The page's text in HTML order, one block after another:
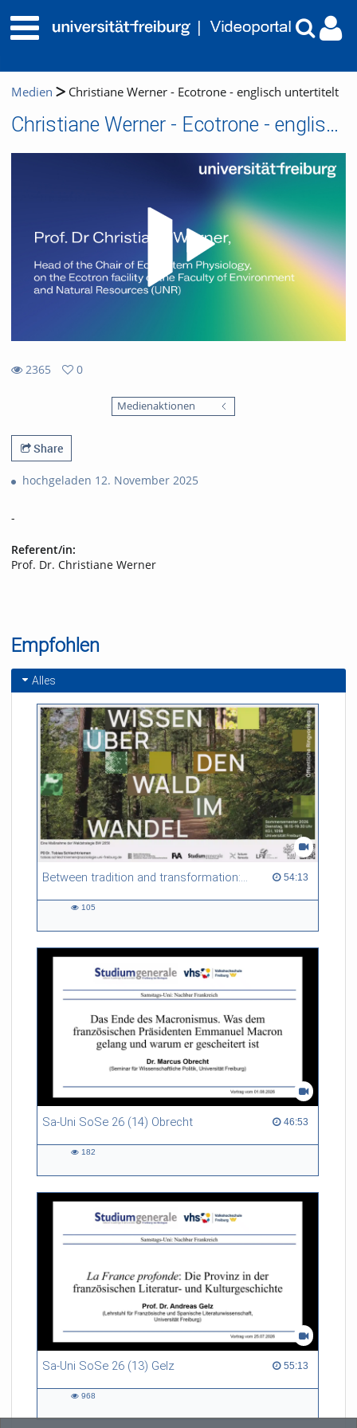
Medien Christiane Werner - Ecotrone - englisch untertitelt
Christiane Werner - Ecotrone - englisch untertitelt
2365
0
Medienaktionen
Share
hochgeladen 12. November 2025
-
Referent/in:
Prof. Dr. Christiane Werner
Empfohlen
Alles
Between tradition and transformation: how owners, advisers and institutions co-create knowledge for resilient forests in Europe 54:13
54:13 duration
105
Sa-Uni SoSe 26 (14) Obrecht 46:53
46:53 duration
182
Sa-Uni SoSe 26 (13) Gelz 55:13
55:13 duration
968